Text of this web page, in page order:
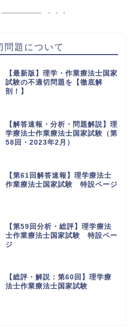
問題について
【最新版】理学・作業療法士国家
試験の不適切問題を【徹底解
剖！】
【解答速報・分析・問題解説】理
学療法士作業療法士国家試験（第
58回・2023年2月）
【第61回解答速報】理学療法士
作業療法士国家試験 特設ページ
【第59回分析・総評】理学療法
士作業療法士国家試験 特設ペー
ジ
【総評・解説：第60回】理学療
法士作業療法士国家試験